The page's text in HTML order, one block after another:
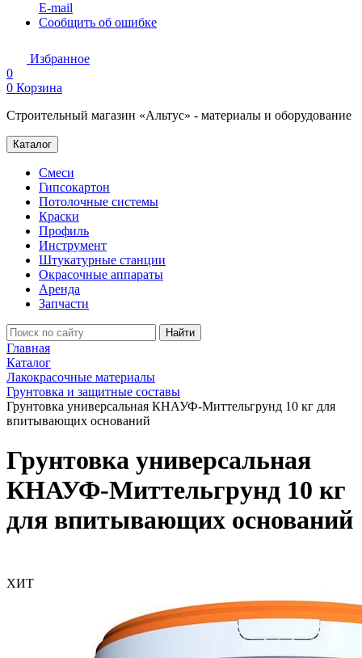
E-mail
Сообщить об ошибке
Избранное
0
0 Корзина
Строительный магазин «Альтус» - материалы и оборудование
Каталог
Смеси
Гипсокартон
Потолочные системы
Краски
Профиль
Инструмент
Штукатурные станции
Окрасочные аппараты
Аренда
Запчасти
Найти
Главная
Каталог
Лакокрасочные материалы
Грунтовка и защитные составы
Грунтовка универсальная КНАУФ-Миттельгрунд 10 кг для
впитывающих оснований
Грунтовка универсальная
КНАУФ-Миттельгрунд 10 кг
для впитывающих оснований
ХИТ